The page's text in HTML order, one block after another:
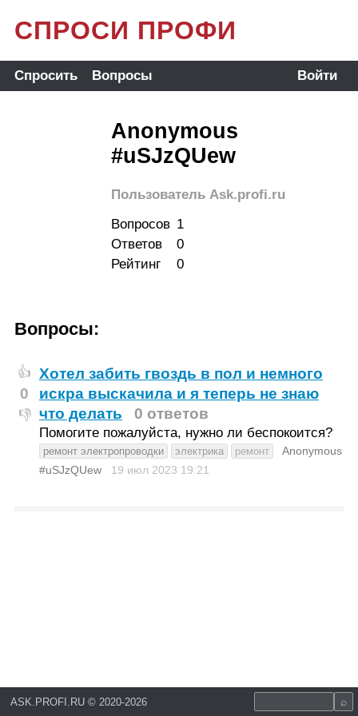
СПРОСИ ПРОФИ
Спросить Вопросы Войти
Anonymous
#uSJzQUew
Пользователь Ask.profi.ru
Вопросов 1
Ответов
0
Рейтинг
0
Вопросы:
👍
0
👎
Хотел забить гвоздь в пол и немного
искра выскачила и я теперь не знаю
что делать
0 ответов
Помогите пожалуйста, нужно ли беспокоится?
ремонт электропроводки электрика ремонт
Anonymous
#uSJzQUew
19 июл 2023 19:21
ASK.PROFI.RU © 2020-2026